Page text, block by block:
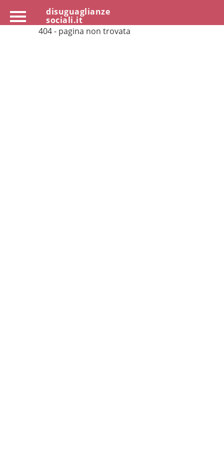
disuguaglianze
sociali.it
404 - pagina non trovata